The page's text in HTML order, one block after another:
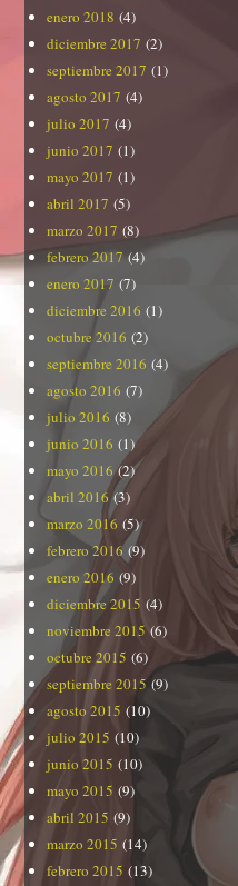
enero 2018 (4)
diciembre 2017 (2)
septiembre 2017 (1)
agosto 2017 (4)
julio 2017 (4)
junio 2017 (1)
mayo 2017 (1)
abril 2017 (5)
marzo 2017 (8)
febrero 2017 (4)
enero 2017 (7)
diciembre 2016 (1)
octubre 2016 (2)
septiembre 2016 (4)
agosto 2016 (7)
julio 2016 (8)
junio 2016 (1)
mayo 2016(2)
abril 2016(3)
marzo 2016 (5)
febrero 2016(9)
enero 2016 (9)
diciembre 2015 (4)
noviembre 2015 (6)
octubre 2015 (6)
septiembre 2015(9)
agosto 2015 (10)
julio 2015 (10)
junio 2015 (10)
mayo 2015 (9)
abril 2015 (9)
marzo 2015 (14)
febrero 2015 (13)